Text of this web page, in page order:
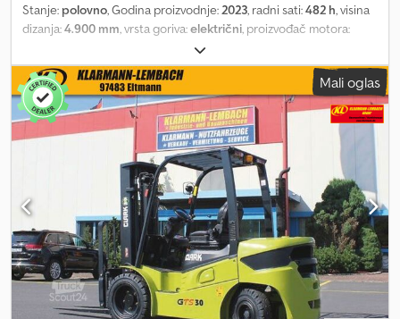
Stanje: polovno, Godina proizvodnje: 2023, radni sati:482 h, visina
dizanja:4.900 mm , vrsta goriva:električni , proizvođač motora:
, Bobcat D30NXS dizel viljuškar,
godina proizvodnje: 12/2023, radni sati: samo 482h!, nosivost: 3.000
kg, dužina viljuške: 1.200 mm, visina dizanja: 4.900 mm, triplex jarbol,
hidraulični bočni pomak, motor: [45,6 kW/62 KS], težina: 4.901 kg, u
veoma dobrom stanju!, odmah spreman za upotrebu! Na zahtev
možemo vam ponuditi leasing ili finansiranje. Gospodin Mihm
(telefon) rado će vas posavetovati. Više informacija pronaći ćete
na našoj internet stranici. Zadržavamo pravo na greške i
prethodnu prodaju! Csdpfx Adsyxkucj Ijrf Servoupravljanje, zaštitni
krov = Dodatne informacije = Kapacitet dizanja: 3.000 kg Visina
vozila: 230 cm Za više informacija obratite se Tobiasu Ebertu.
Mali oglas